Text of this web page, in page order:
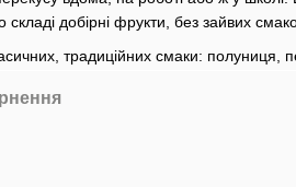
добірні фрукти, без зайвих
традиційних смаки: полуниця,